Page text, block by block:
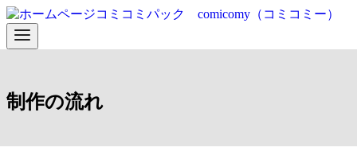
コ
ン
テ
へ
移
制作の流れ